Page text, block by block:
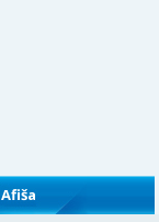
Afiša